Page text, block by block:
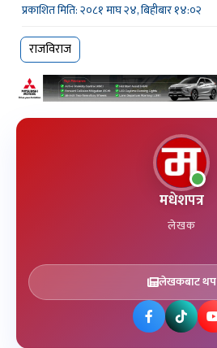
प्रकाशित मिति: २०८१ माघ २४, बिहीबार १४:०२
राजविराज
मधेशपत्र
लेखक
लेखकबाट थप